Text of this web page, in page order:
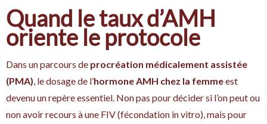
Quand le taux d’AMH
oriente le protocole
Dans un parcours de procréation médicalement assistée
(PMA) , le dosage de l’hormone AMH chez la femmeest
devenu un repère essentiel. Non pas pour décider si l’on peut ou
non avoir recours à une FIV (fécondation in vitro), mais pour